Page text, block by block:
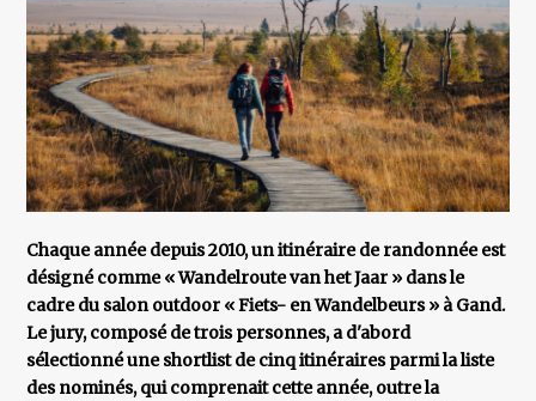
Chaque année depuis 2010, un itinéraire de randonnée est
désigné comme « Wandelroute van het Jaar » dans le
cadre du salon outdoor « Fiets- en Wandelbeurs » à Gand.
Le jury, composé de trois personnes, a d'abord
sélectionné une shortlist de cinq itinéraires parmi la liste
des nominés, qui comprenait cette année, outre la